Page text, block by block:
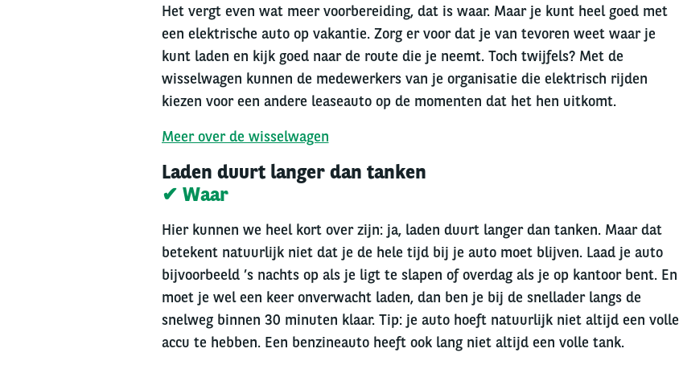
Het vergt even wat meer voorbereiding, dat is waar. Maar je kunt heel goed met
een elektrische auto op vakantie. Zorg er voor dat je van tevoren weet waar je
kunt laden en kijk goed naar de route die je neemt. Toch twijfels? Met de
wisselwagen kunnen de medewerkers van je organisatie die elektrisch rijden
kiezen voor een andere leaseauto op de momenten dat het hen uitkomt.
Meer over de wisselwagen
Laden duurt langer dan tanken
✔ Waar
Hier kunnen we heel kort over zijn: ja, laden duurt langer dan tanken. Maar dat
betekent natuurlijk niet dat je de hele tijd bij je auto moet blijven. Laad je auto
bijvoorbeeld ’s nachts op als je ligt te slapen of overdag als je op kantoor bent. En
moet je wel een keer onverwacht laden, dan ben je bij de snellader langs de
snelweg binnen 30 minuten klaar. Tip: je auto hoeft natuurlijk niet altijd een volle
accu te hebben. Een benzineauto heeft ook lang niet altijd een volle tank.